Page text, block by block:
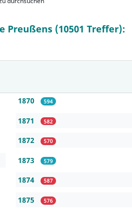
Preußens (10501 Treffer):
1870 594
1871 582
1872 570
1873 579
1874 587
1875 576